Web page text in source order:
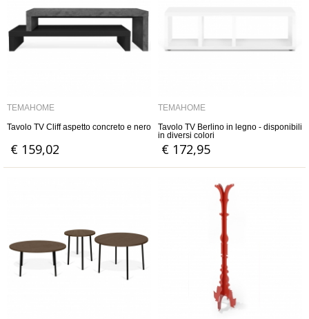
TEMAHOME
Tavolo TV Cliff aspetto concreto e nero
€ 159,02
TEMAHOME
Tavolo TV Berlino in legno - disponibili
in diversi colori
€ 172,95